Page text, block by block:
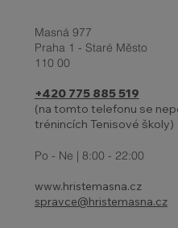
Masná 977
Praha 1 - Staré Město
110 00
+420 775 885 519
(na tomto telefonu se
trénincích Tenisové školy)
Po - Ne | 8:00 - 22:00
www.hristemasna.cz
spravce@hristemasna.cz